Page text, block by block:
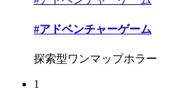
#アドベンチャーゲーム
探索型ワンマップホラー
1